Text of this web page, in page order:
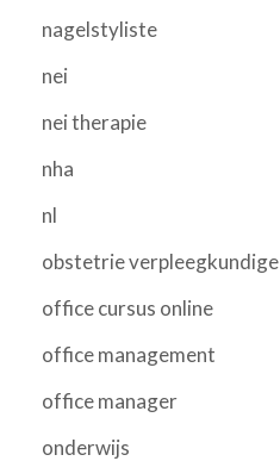
nagelstyliste
nei
nei therapie
nha
nl
obstetrie verpleegkundige
office cursus online
office management
office manager
onderwijs